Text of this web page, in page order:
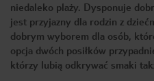
niedaleko plaży. Dysponuje
jest przyjazny dla rodzin z
dobrym wyborem dla osób,
opcja dwóch posiłków
którzy lubią odkrywać smaki